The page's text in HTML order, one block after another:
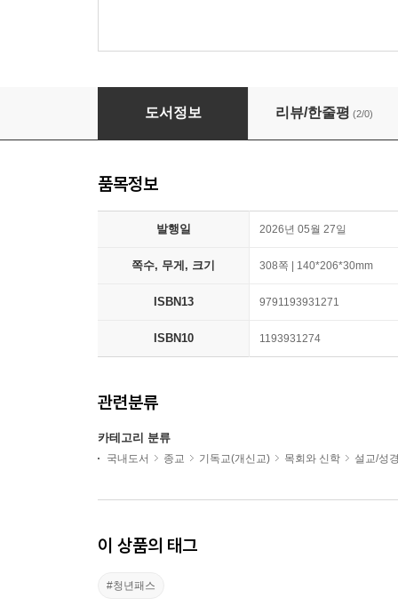
Re: 역대기를 읽다
도서정보 리뷰/한줄평 (2/0)
품목정보
발행일 2026년 05월 27일
쪽수, 무게, 크기 308쪽 | 140*206*30mm
ISBN13 9791193931271
ISBN10 1193931274
관련분류
카테고리 분류
국내도서 종교 기독교(개신교) 목회와 신학 설교/성
이 상품의 태그
#청년패스